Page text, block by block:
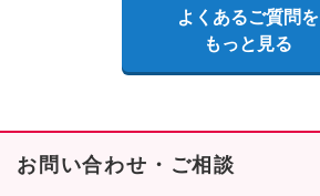
よくあるご質問を
もっと見る
お問い合わせ・ご相談